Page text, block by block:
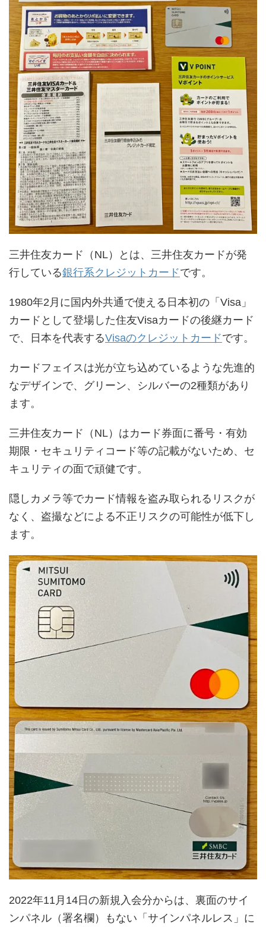
三井住友カード（NL）とは、三井住友カードが発
行している銀行系クレジットカードです。
1980年2月に国内外共通で使える日本初の「Visa」
カードとして登場した住友Visaカードの後継カード
で、日本を代表するVisaのクレジットカードです。
カードフェイスは光が立ち込めているような先進的
なデザインで、グリーン、シルバーの2種類があり
ます。
三井住友カード（NL）はカード券面に番号・有効
期限・セキュリティコード等の記載がないため、セ
キュリティの面で頑健です。
隠しカメラ等でカード情報を盗み取られるリスクが
なく、盗撮などによる不正リスクの可能性が低下し
ます。
2022年11月14日の新規入会分からは、裏面のサイ
ンパネル（署名欄）もない「サインパネルレス」に